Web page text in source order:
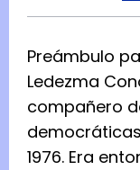
Preámbulo
Ledezma
compañero
1976. Era